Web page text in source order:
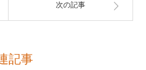
次の記事
記事